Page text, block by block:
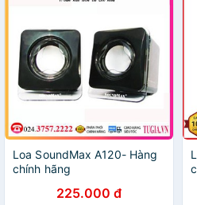
Loa SoundMax A120- Hàng
chính hãng
225.000 đ